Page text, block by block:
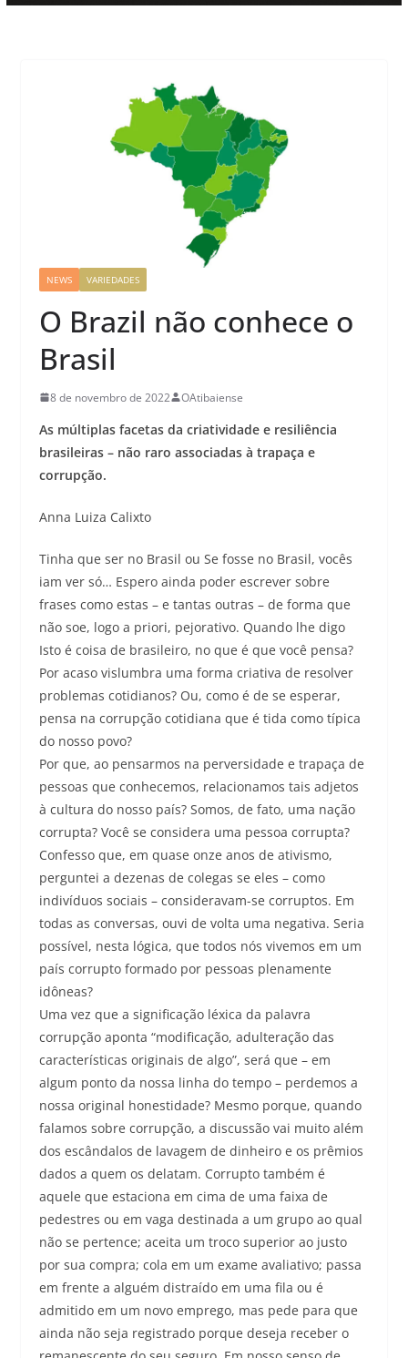
NEWS VARIEDADES
O Brazil não conhece o
Brasil
8 de novembro de 2022 OAtibaiense
As múltiplas facetas da criatividade e resiliência
brasileiras – não raro associadas à trapaça e
corrupção.
Anna Luiza Calixto
Tinha que ser no Brasil ou Se fosse no Brasil, vocês
iam ver só… Espero ainda poder escrever sobre
frases como estas – e tantas outras – de forma que
não soe, logo a priori, pejorativo. Quando lhe digo
Isto é coisa de brasileiro, no que é que você pensa?
Por acaso vislumbra uma forma criativa de resolver
problemas cotidianos? Ou, como é de se esperar,
pensa na corrupção cotidiana que é tida como típica
do nosso povo?
Por que, ao pensarmos na perversidade e trapaça de
pessoas que conhecemos, relacionamos tais adjetos
à cultura do nosso país? Somos, de fato, uma nação
corrupta? Você se considera uma pessoa corrupta?
Confesso que, em quase onze anos de ativismo,
perguntei a dezenas de colegas se eles – como
indivíduos sociais – consideravam-se corruptos. Em
todas as conversas, ouvi de volta uma negativa. Seria
possível, nesta lógica, que todos nós vivemos em um
país corrupto formado por pessoas plenamente
idôneas?
Uma vez que a significação léxica da palavra
corrupção aponta “modificação, adulteração das
características originais de algo”, será que – em
algum ponto da nossa linha do tempo – perdemos a
nossa original honestidade? Mesmo porque, quando
falamos sobre corrupção, a discussão vai muito além
dos escândalos de lavagem de dinheiro e os prêmios
dados a quem os delatam. Corrupto também é
aquele que estaciona em cima de uma faixa de
pedestres ou em vaga destinada a um grupo ao qual
não se pertence; aceita um troco superior ao justo
por sua compra; cola em um exame avaliativo; passa
em frente a alguém distraído em uma fila ou é
admitido em um novo emprego, mas pede para que
ainda não seja registrado porque deseja receber o